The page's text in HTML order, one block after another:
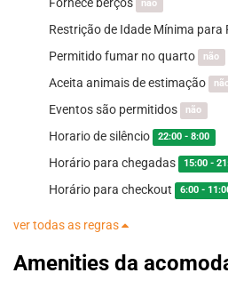
não
Restrição de Idade Mínima para
Permitido fumar no quarto não
Aceita animais de estimação
Eventos são permitidos não
Horario de silêncio 22:00 - 8:00
Horário para chegadas 15:00 -
Horário para checkout 6:00 -
ver todas as regras
Amenities da